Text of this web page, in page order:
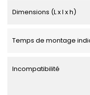
Dimensions (L x l x h)
Temps de montage
Incompatibilité